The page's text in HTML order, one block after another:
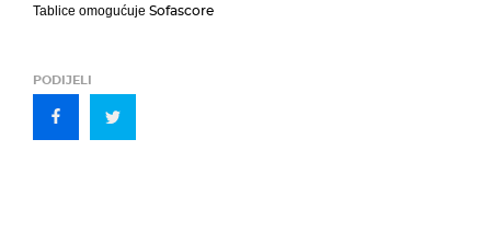
Tablice omogućuje Sofascore
PODIJELI